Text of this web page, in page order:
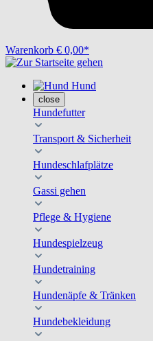
Warenkorb € 0,00*
Hund
close
Hundefutter
Transport & Sicherheit
Hundeschlafplätze
Gassi gehen
Pflege & Hygiene
Hundespielzeug
Hundetraining
Hundenäpfe & Tränken
Hundebekleidung